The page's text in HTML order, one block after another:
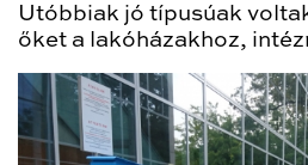
Utóbbiak jó típusúak
őket a lakóházakhoz,